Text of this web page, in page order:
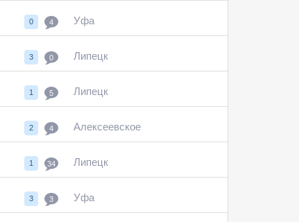
0 4 Уфа
3 0 Липецк
1 5 Липецк
2 4 Алексеевское
1 34 Липецк
3 3 Уфа